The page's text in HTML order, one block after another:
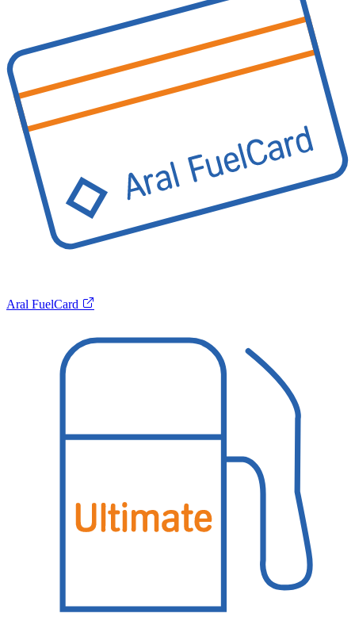
Aral FuelCard